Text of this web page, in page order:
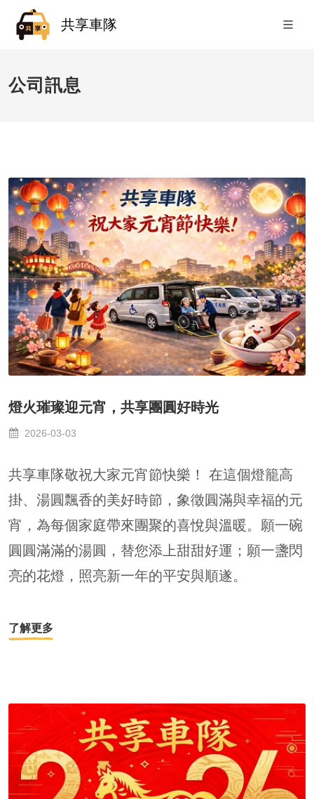
共享車隊
公司訊息
燈火璀璨迎元宵，共享團圓好時光
2026-03-03
共享車隊敬祝大家元宵節快樂！ 在這個燈籠高
掛、湯圓飄香的美好時節，象徵圓滿與幸福的元
宵，為每個家庭帶來團聚的喜悅與溫暖。願一碗
圓圓滿滿的湯圓，替您添上甜甜好運；願一盞閃
亮的花燈，照亮新一年的平安與順遂。
了解更多